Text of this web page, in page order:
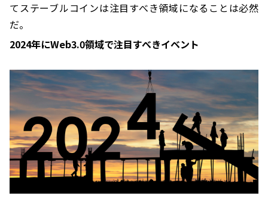
てステーブルコインは注目すべき領域になることは必然
だ。
2024年にWeb3.0領域で注目すべきイベント